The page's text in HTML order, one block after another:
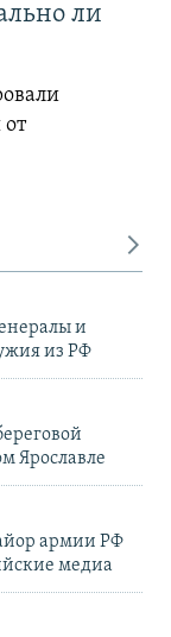
ли
и
из РФ
Ярославле
армии РФ
медиа